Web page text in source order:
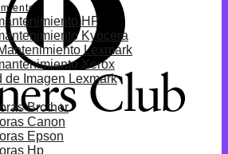
HP
Kyocera
Lexmark
Xerox
de Imagen Lexmark
Brother
Canon
Epson
Hp